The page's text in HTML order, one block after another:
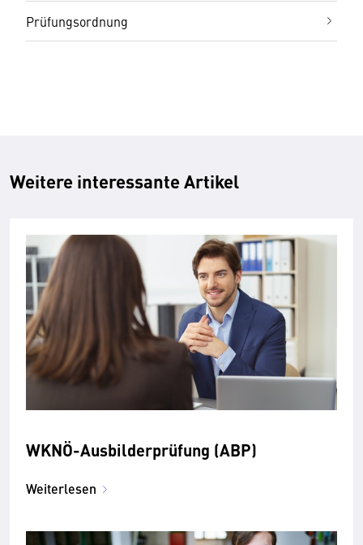
Prüfungsordnung
Weitere interessante Artikel
WKNÖ-Ausbilderprüfung (ABP)
Weiterlesen